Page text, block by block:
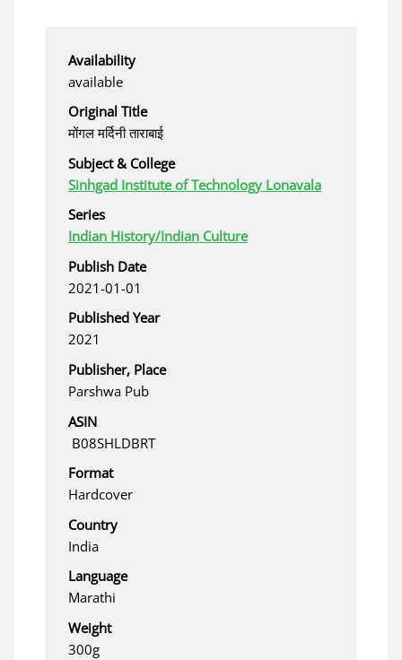
Availability
available
Original Title
मोंगल मर्दिनी ताराबाई
Subject & College
Sinhgad Institute of Technology Lonavala
Series
Indian History/Indian Culture
Publish Date
2021-01-01
Published Year
2021
Publisher, Place
Parshwa Pub
ASIN
‎ B08SHLDBRT
Format
Hardcover
Country
India
Language
Marathi
Weight
300g